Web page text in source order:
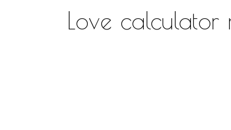
Love calculator